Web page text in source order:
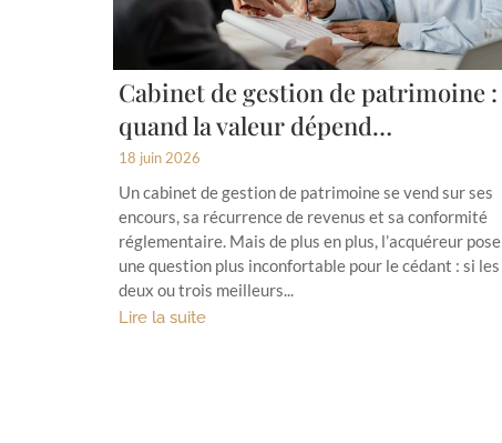
Cabinet de gestion de patrimoine :
quand la valeur dépend…
18 juin 2026
Un cabinet de gestion de patrimoine se vend sur ses
encours, sa récurrence de revenus et sa conformité
réglementaire. Mais de plus en plus, l’acquéreur pose
une question plus inconfortable pour le cédant : si les
deux ou trois meilleurs...
Lire la suite